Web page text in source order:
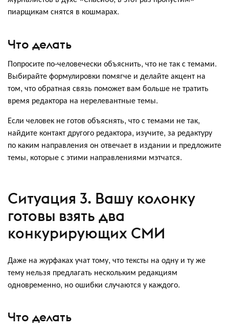
пиарщикам снятся в кошмарах.
Что делать
Попросите по-человечески объяснить, что не так с темами.
Выбирайте формулировки помягче и делайте акцент на
том, что обратная связь поможет вам больше не тратить
время редактора на нерелевантные темы.
Если человек не готов объяснять, что с темами не так,
найдите контакт другого редактора, изучите, за редактуру
по каким направления он отвечает в издании и предложите
темы, которые с этими направлениями мэтчатся.
Ситуация 3. Вашу колонку
готовы взять два
конкурирующих СМИ
Даже на журфаках учат тому, что тексты на одну и ту же
тему нельзя предлагать нескольким редакциям
одновременно, но ошибки случаются у каждого.
Что делать